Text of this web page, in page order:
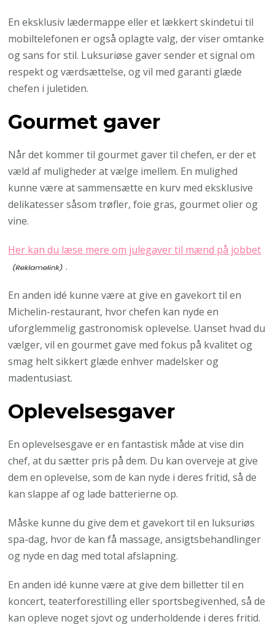
En eksklusiv lædermappe eller et lækkert skindetui til
mobiltelefonen er også oplagte valg, der viser omtanke
og sans for stil. Luksuriøse gaver sender et signal om
respekt og værdsættelse, og vil med garanti glæde
chefen i juletiden.
Gourmet gaver
Når det kommer til gourmet gaver til chefen, er der et
væld af muligheder at vælge imellem. En mulighed
kunne være at sammensætte en kurv med eksklusive
delikatesser såsom trøfler, foie gras, gourmet olier og
vine.
Her kan du læse mere om julegaver til mænd på jobbet
.
En anden idé kunne være at give en gavekort til en
Michelin-restaurant, hvor chefen kan nyde en
uforglemmelig gastronomisk oplevelse. Uanset hvad du
vælger, vil en gourmet gave med fokus på kvalitet og
smag helt sikkert glæde enhver madelsker og
madentusiast.
Oplevelsesgaver
En oplevelsesgave er en fantastisk måde at vise din
chef, at du sætter pris på dem. Du kan overveje at give
dem en oplevelse, som de kan nyde i deres fritid, så de
kan slappe af og lade batterierne op.
Måske kunne du give dem et gavekort til en luksuriøs
spa-dag, hvor de kan få massage, ansigtsbehandlinger
og nyde en dag med total afslapning.
En anden idé kunne være at give dem billetter til en
koncert, teaterforestilling eller sportsbegivenhed, så de
kan opleve noget sjovt og underholdende i deres fritid.